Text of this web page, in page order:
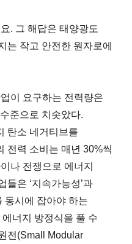
. 그 해답은 태양광도
는 작고 안전한 원자로에
이 요구하는 전력량은
준으로 치솟았다.
탄소 네거티브를
전력 소비는 매년 30%씩
나 전쟁으로 에너지
들은 ‘지속가능성’과
동시에 잡아야 하는
너지 방정식을 풀 수
전(Small Modular